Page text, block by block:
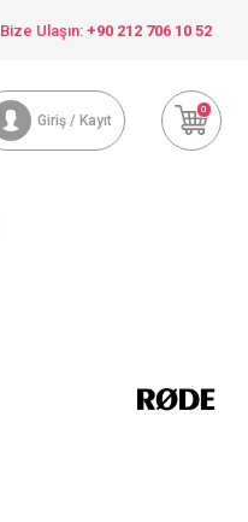
Bize Ulaşın: +90 212 706 10 52
Giriş / Kayıt
0